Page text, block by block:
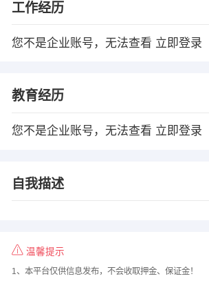
工作经历
您不是企业账号，无法查看 立即登录
教育经历
您不是企业账号，无法查看 立即登录
自我描述
温馨提示
1、本平台仅供信息发布，不会收取押金、保证金！